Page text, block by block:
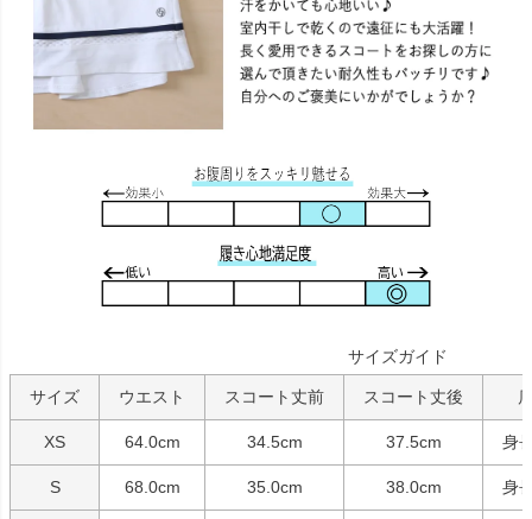
サイズガイド
サイズ ウエスト スコート丈前 スコート丈後
XS 64.0cm 34.5cm 37.5cm 身
S 68.0cm 35.0cm 38.0cm 身